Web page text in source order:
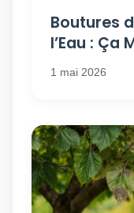
Boutures
l’Eau : Ça
1 mai 2026